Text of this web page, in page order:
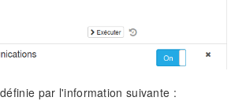
par l'information suivante :